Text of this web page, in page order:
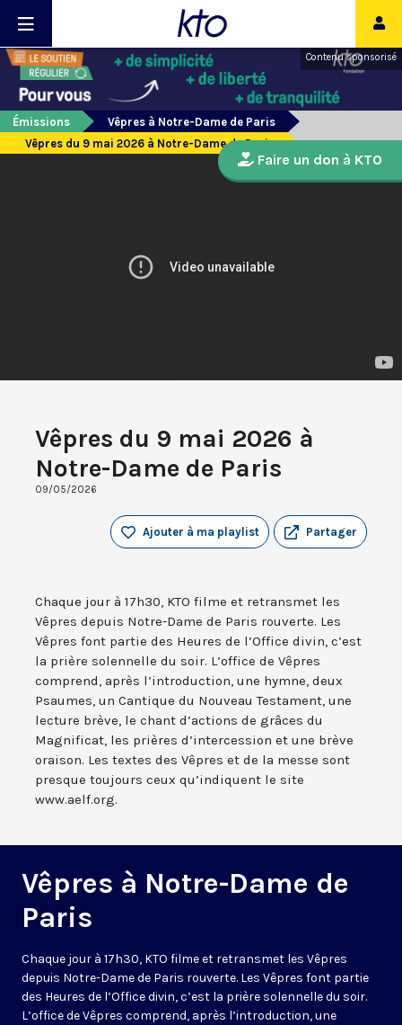
Contenu sponsorisé
Émissions
Vêpres à Notre-Dame de Paris
Vêpres du 9 mai 2026 à Notre-Dame de Paris
Vêpres du 9 mai 2026 à
Notre-Dame de Paris
09/05/2026
Partager
Ajouter à ma playlist
Chaque jour à 17h30, KTO filme et retransmet les
Vêpres depuis Notre-Dame de Paris rouverte. Les
Vêpres font partie des Heures de l’Office divin, c’est
la prière solennelle du soir. L’office de Vêpres
comprend, après l’introduction, une hymne, deux
Psaumes, un Cantique du Nouveau Testament, une
lecture brève, le chant d’actions de grâces du
Magnificat, les prières d’intercession et une brève
oraison. Les textes des Vêpres et de la messe sont
presque toujours ceux qu’indiquent le site
www.aelf.org.
Vêpres à Notre-Dame de
Paris
Chaque jour à 17h30, KTO filme et retransmet les Vêpres
depuis Notre-Dame de Paris rouverte. Les Vêpres font partie
des Heures de l’Office divin, c’est la prière solennelle du soir.
L’office de Vêpres comprend, après l’introduction, une
Faire un don à KTO